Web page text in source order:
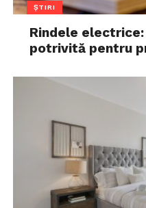
ȘTIRI
Rindele
potrivită pentru